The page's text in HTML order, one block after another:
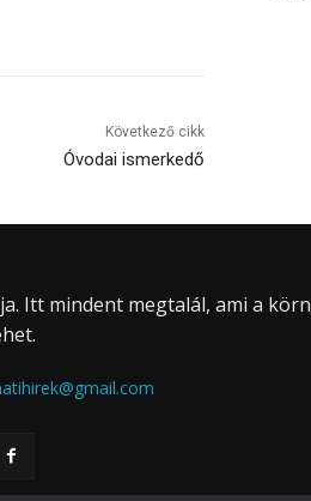
Következő cikk
Óvodai ismerkedő
Itt mindent megtalál, ami a